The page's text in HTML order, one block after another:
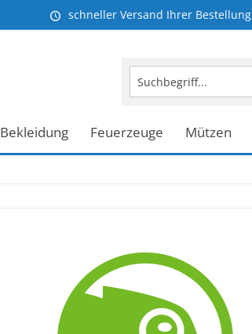
schneller Versand Ihrer Bestellung
Bekleidung Feuerzeuge Mützen